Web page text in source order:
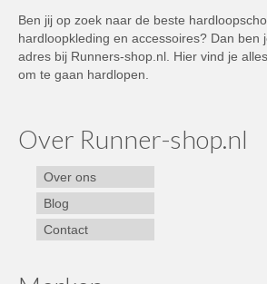
Ben jij op zoek naar de beste
hardloopkleding en accessoires? Dan ben
adres bij Runners-shop.nl. Hier vind je
om te gaan hardlopen.
Over Runner-shop.nl
Over ons
Blog
Contact